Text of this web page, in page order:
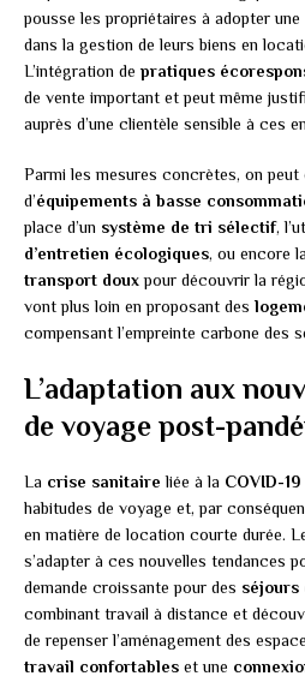
pousse les propriétaires à adopter une
dans la gestion de leurs biens en
L’intégration de pratiques
de vente important et peut même
auprès d’une clientèle sensible à ces
Parmi les mesures concrètes, on peut
d’équipements à basse
place d’un système de tri sélectif,
d’entretien écologiques, ou encore
transport douxpour découvrir la
vont plus loin en proposant des
compensant l’empreinte carbone des
L’adaptation aux
de voyage post-
La crise sanitaire liée à la COVID-19
habitudes de voyage et, par
en matière de location courte durée.
s’adapter à ces nouvelles tendances
demande croissante pour des séjours
combinant travail à distance et
de repenser l’aménagement des
travail confortables et une